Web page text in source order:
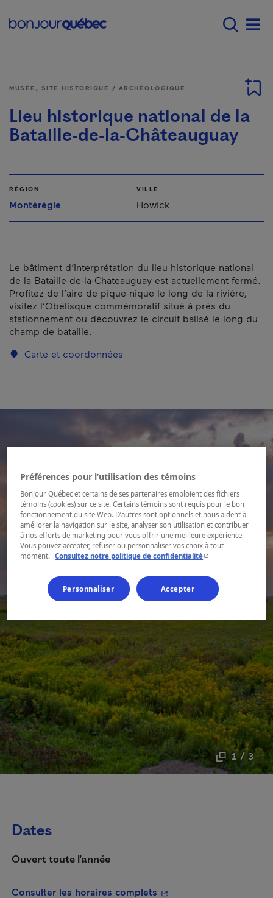
Main navigation -
1 / 3
MUSÉE, SITE HISTORIQUE / ARCHÉOLOGIQUE
Lieu historique national de la
Bataille-de-la-Châteauguay
RÉGION
Montérégie
VILLE
Howick
Le bâtiment d’interprétation du lieu historique national
de la Bataille-de-la-Chateauguay est actuellement fermé.
Profitez de l’aire de pique-nique le long de la rivière,
visitez l’Obélisque commémoratif situé à près du
stationnement ou découvrez le circuit balisé le long du
champ de bataille.
Carte et coordonnées
Dates
Ouvert toute l'année
Consulter les horaires complets - Cet hyperlien
Préférences pour l’utilisation des témoins
Bonjour Québec et certains de ses partenaires emploient des fichiers
témoins (cookies) sur ce site. Certains témoins sont requis pour le bon
fonctionnement du site Web. D’autres sont optionnels et nous aident à
améliorer la navigation sur le site, analyser son utilisation et contribuer
à nos efforts de marketing pour vous offrir une meilleure expérience.
Vous pouvez accepter, refuser ou personnaliser vos choix à tout
moment.
Consultez notre politique de confidentialité- Cet hyperlien
Personnaliser Accepter